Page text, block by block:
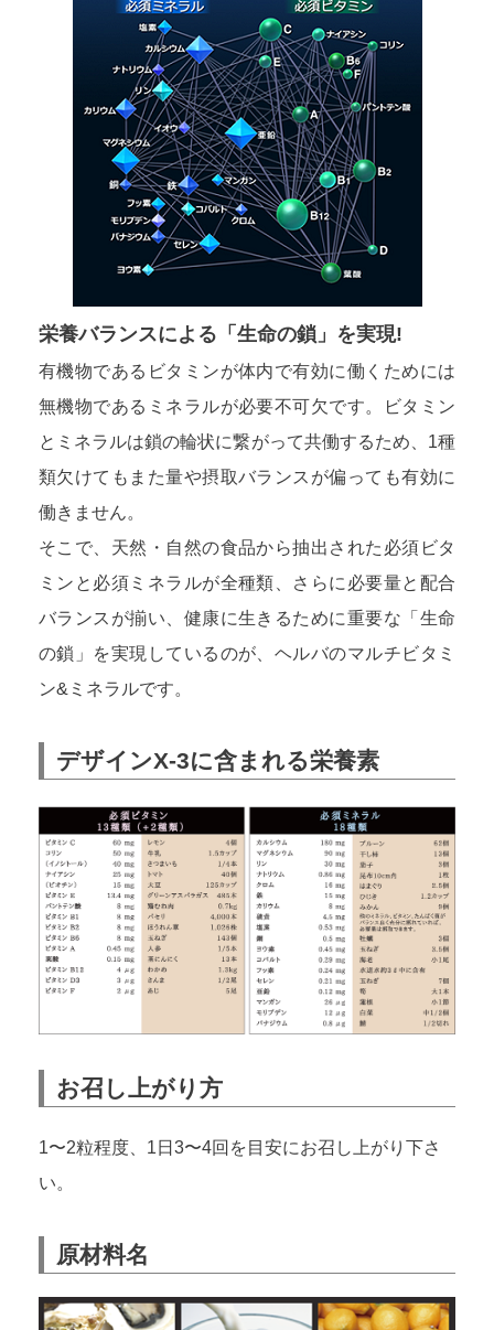
栄養バランスによる「生命の鎖」を実現!
有機物であるビタミンが体内で有効に働くためには
無機物であるミネラルが必要不可欠です。ビタミン
とミネラルは鎖の輪状に繋がって共働するため、1種
類欠けてもまた量や摂取バランスが偏っても有効に
働きません。
そこで、天然・自然の食品から抽出された必須ビタ
ミンと必須ミネラルが全種類、さらに必要量と配合
バランスが揃い、健康に生きるために重要な「生命
の鎖」を実現しているのが、ヘルバのマルチビタミ
ン&ミネラルです。
デザインX-3に含まれる栄養素
お召し上がり方
1〜2粒程度、1日3〜4回を目安にお召し上がり下さ
い。
原材料名